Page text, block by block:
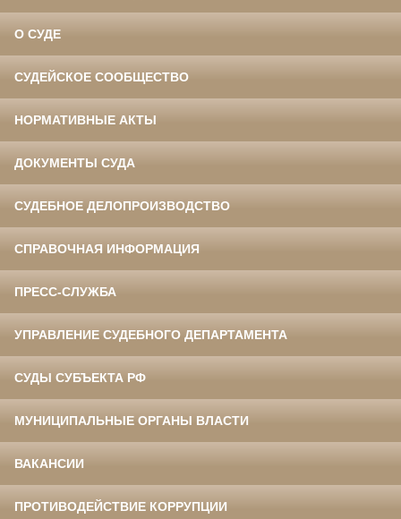
О СУДЕ
СУДЕЙСКОЕ СООБЩЕСТВО
НОРМАТИВНЫЕ АКТЫ
ДОКУМЕНТЫ СУДА
СУДЕБНОЕ ДЕЛОПРОИЗВОДСТВО
СПРАВОЧНАЯ ИНФОРМАЦИЯ
ПРЕСС-СЛУЖБА
УПРАВЛЕНИЕ СУДЕБНОГО ДЕПАРТАМЕНТА
СУДЫ СУБЪЕКТА РФ
МУНИЦИПАЛЬНЫЕ ОРГАНЫ ВЛАСТИ
ВАКАНСИИ
ПРОТИВОДЕЙСТВИЕ КОРРУПЦИИ